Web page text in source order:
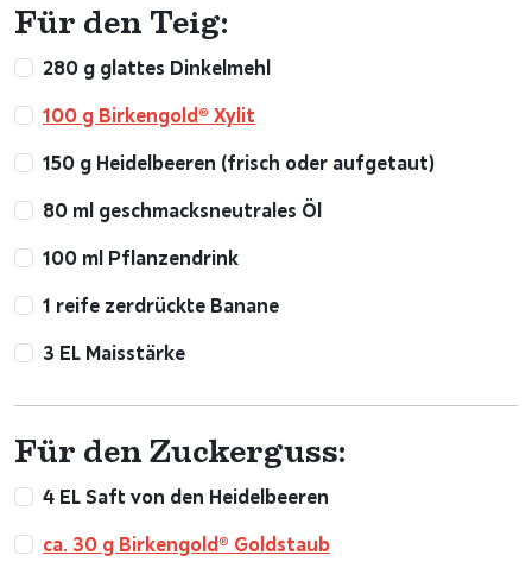
Für den Teig:
280 g glattes Dinkelmehl
100 g Birkengold® Xylit
150 g Heidelbeeren (frisch oder aufgetaut)
80 ml geschmacksneutrales Öl
100 ml Pflanzendrink
1 reife zerdrückte Banane
3 EL Maisstärke
Für den Zuckerguss:
4 EL Saft von den Heidelbeeren
ca. 30 g Birkengold® Goldstaub